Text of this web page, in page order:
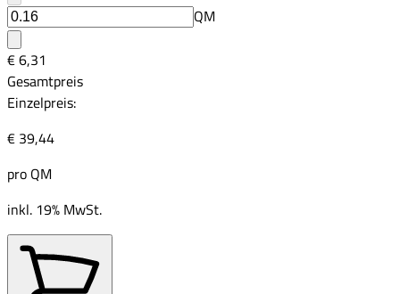
QM
€ 6,31
Gesamtpreis
Einzelpreis:
€ 39,44
pro QM
inkl. 19% MwSt.